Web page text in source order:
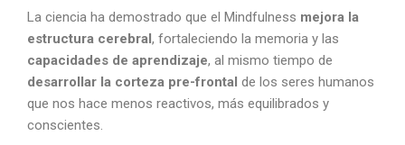
La ciencia ha demostrado que el Mindfulness mejora la
estructura cerebral, fortaleciendo la memoria y las
capacidades de aprendizaje, al mismo tiempo de
desarrollar la corteza pre-frontal de los seres humanos
que nos hace menos reactivos, más equilibrados y
conscientes.